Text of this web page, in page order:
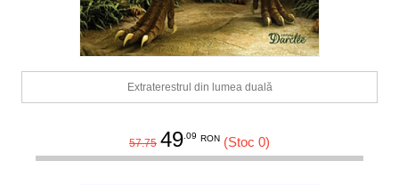
Extraterestrul din lumea duală
57.75 49.09 RON (Stoc 0)